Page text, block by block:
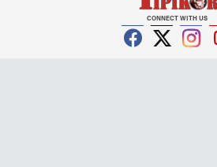
CONNECT WITH US